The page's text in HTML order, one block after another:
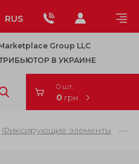
RUS
Group LLC
В УКРАИНЕ
0 шт.
0 грн
Фиксирующие элементы